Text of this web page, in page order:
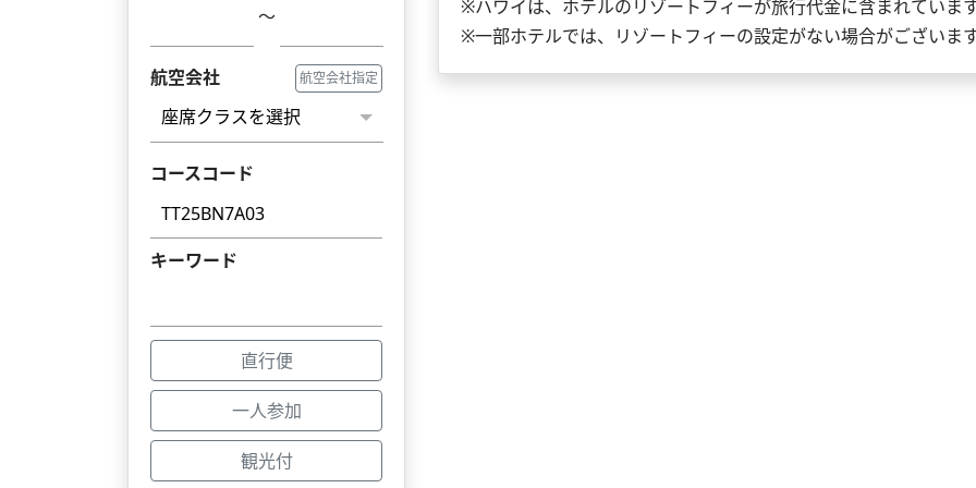
～
航空会社 航空会社指定
コースコード
キーワード
直行便
一人参加
観光付
※ハワイは、ホテルのリゾートフィーが旅行代金に含まれています
※一部ホテルでは、リゾートフィーの設定がない場合がございます